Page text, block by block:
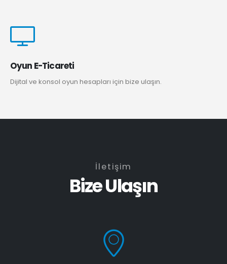
Oyun E-Ticareti
Dijital ve konsol oyun hesapları için bize ulaşın.
İletişim
Bize Ulaşın